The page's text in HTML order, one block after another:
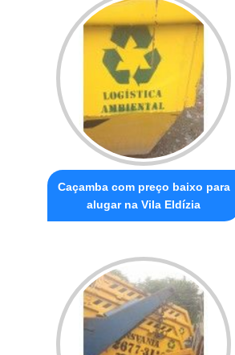
Caçamba com preço baixo para
alugar na Vila Eldízia